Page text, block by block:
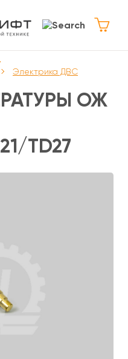
Электрика ДВС
ОЖ
TD27